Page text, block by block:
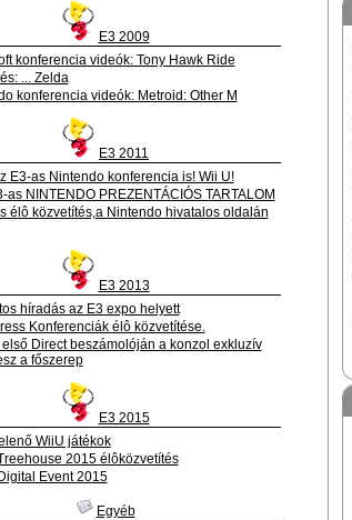
E3 2009
konferencia videók: Tony Hawk Ride
... Zelda
konferencia videók: Metroid: Other M
E3 2011
E3-as Nintendo konferencia is! Wii U!
as NINTENDO PREZENTÁCIÓS TARTALOM
élô közvetítés,a Nintendo hivatalos oldalán
E3 2013
híradás az E3 expo helyett
Konferenciák élô közvetítése.
Direct beszámolóján a konzol exkluzív
a főszerep
E3 2015
WiiU játékok
2015 élôközvetítés
Event 2015
Egyéb